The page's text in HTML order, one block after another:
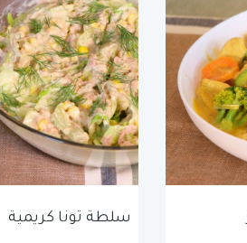
سلطة تونا كريمية